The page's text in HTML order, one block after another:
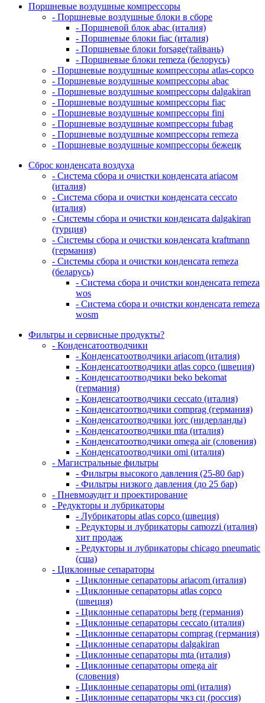
Поршневые воздушные компрессоры
- Поршневые воздушные блоки в сборе
- Поршневой блок abac (италия)
- Поршневые блоки fiac (италия)
- Поршневые блоки forsage(тайвань)
- Поршневые блоки remeza (белорусь)
- Поршневые воздушные компрессоры atlas-copco
- Поршневые воздушные компрессоры abac
- Поршневые воздушные компрессоры dalgakiran
- Поршневые воздушные компрессоры fiac
- Поршневые воздушные компрессоры fini
- Поршневые воздушные компрессоры fubag
- Поршневые воздушные компрессоры remeza
- Поршневые воздушные компрессоры бежецк
Сброс конденсата воздуха
- Система сбора и очистки конденсата ariacом
(италия)
- Система сбора и очистки конденсата ceccato
(италия)
- Системы сбора и очистки конденсата dalgakiran
(турция)
- Системы сбора и очистки конденсата kraftmann
(германия)
- Системы сбора и очистки конденсата remeza
(беларусь)
- Система сбора и очистки конденсата remeza
wos
- Система сбора и очистки конденсата remeza
wosm
Фильтры и сервисные продукты?
- Конденсатоотводчики
- Конденсатоотводчики ariacom (италия)
- Конденсатоотводчики atlas copco (швеция)
- Конденсатоотводчики beko bekomat
(германия)
- Конденсатоотводчики ceccato (италия)
- Конденсатоотводчики comprag (германия)
- Конденсатоотводчики jorc (нидерланды)
- Конденсатоотводчики mta (италия)
- Конденсатоотводчики omega air (словения)
- Конденсатоотводчики omi (италия)
- Магистральные фильтры
- Фильтры высокого давления (25-80 бар)
- Фильтры низкого давления (до 25 бар)
- Пневмоаудит и проектирование
- Редукторы и лубрикаторы
- Лубрикаторы atlas copco (швеция)
- Редукторы и лубрикаторы camozzi (италия)
хит продаж
- Редукторы и лубрикаторы chicago pneumatic
(сша)
- Циклонные сепараторы
- Циклонные сепараторы ariacom (италия)
- Циклонные сепараторы atlas copco
(швеция)
- Циклонные сепараторы berg (германия)
- Циклонные сепараторы ceccato (италия)
- Циклонные сепараторы comprag (германия)
- Циклонные сепараторы dalgakiran
- Циклонные сепараторы mta (италия)
- Циклонные сепараторы omega air
(словения)
- Циклонные сепараторы omi (италия)
- Циклонные сепараторы чкз сц (россия)